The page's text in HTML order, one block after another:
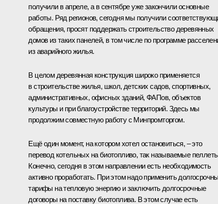
получили в апреле, а в сентябре уже закончили основные
работы. Ряд регионов, сегодня мы получили
обращения, просят поддержать строительство деревянных
домов из таких панелей, в том числе по программе
из аварийного жилья.
В целом деревянная конструкция широко применяется
в строительстве жилья, школ, детских садов, спортивных,
административных, офисных зданий, ФАПов, объектов
культуры и при благоустройстве территорий. Здесь мы
продолжим совместную работу с Минпромторгом.
Ещё один момент, на котором хотел остановиться, – это
перевод котельных на биотопливо, так называемые
Конечно, сегодня в этом направлении есть необходимость
активно проработать. При этом надо применить
тарифы на тепловую энергию и заключить долгосрочные
договоры на поставку биотоплива. В этом случае есть